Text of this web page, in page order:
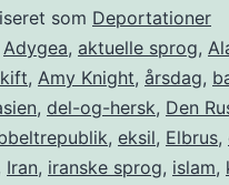
som Deportationer
Adygea, aktuelle sprog,
, Amy Knight, årsdag,
, del-og-hersk, Den
, eksil, Elbrus,
Iran, iranske sprog, islam,